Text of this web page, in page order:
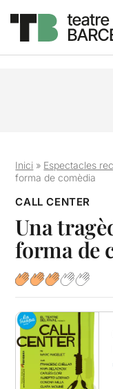
Inici » Espectacles
forma de comèdia
CALL CENTER
Una
forma de